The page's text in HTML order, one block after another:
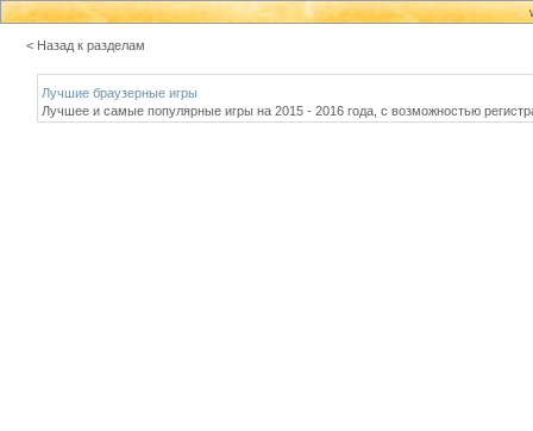
< Назад к разделам
Лучшие браузерные игры
Лучшее и самые популярные игры на 2015 - 2016 года, с возможностью